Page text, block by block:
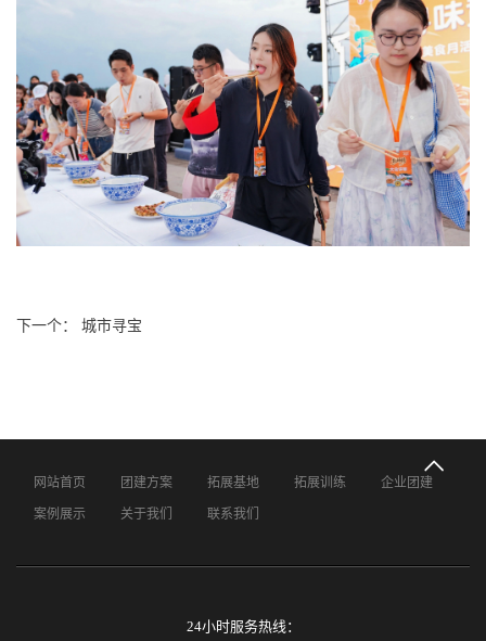
下一个： 城市寻宝
网站首页 团建方案 拓展基地 拓展训练 企业团建
案例展示 关于我们 联系我们
24小时服务热线：